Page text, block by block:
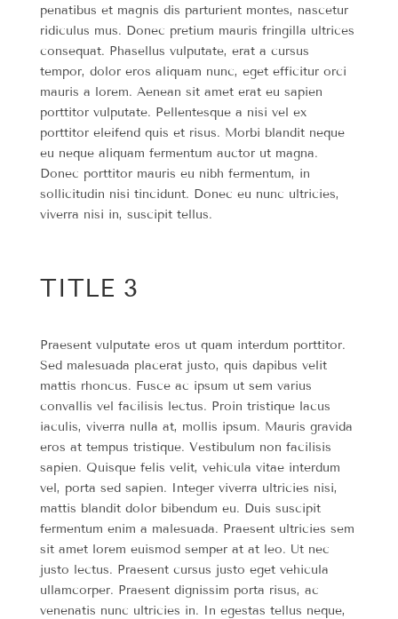
penatibus et magnis dis parturient montes, nascetur
ridiculus mus. Donec pretium mauris fringilla ultrices
consequat. Phasellus vulputate, erat a cursus
tempor, dolor eros aliquam nunc, eget efficitur orci
mauris a lorem. Aenean sit amet erat eu sapien
porttitor vulputate. Pellentesque a nisi vel ex
porttitor eleifend quis et risus. Morbi blandit neque
eu neque aliquam fermentum auctor ut magna.
Donec porttitor mauris eu nibh fermentum, in
sollicitudin nisi tincidunt. Donec eu nunc ultricies,
viverra nisi in, suscipit tellus.
TITLE 3
Praesent vulputate eros ut quam interdum porttitor.
Sed malesuada placerat justo, quis dapibus velit
mattis rhoncus. Fusce ac ipsum ut sem varius
convallis vel facilisis lectus. Proin tristique lacus
iaculis, viverra nulla at, mollis ipsum. Mauris gravida
eros at tempus tristique. Vestibulum non facilisis
sapien. Quisque felis velit, vehicula vitae interdum
vel, porta sed sapien. Integer viverra ultricies nisi,
mattis blandit dolor bibendum eu. Duis suscipit
fermentum enim a malesuada. Praesent ultricies sem
sit amet lorem euismod semper at at leo. Ut nec
justo lectus. Praesent cursus justo eget vehicula
ullamcorper. Praesent dignissim porta risus, ac
venenatis nunc ultricies in. In egestas tellus neque,